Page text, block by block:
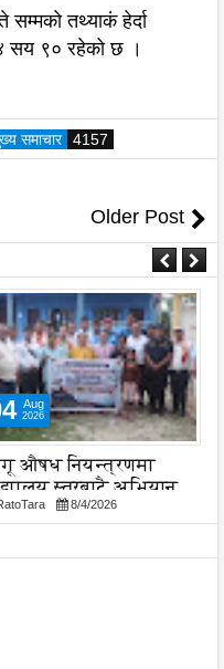
तथ्याकं हेर्दा
सय ९० रहेको छ ।
समाचार 4157
Older Post
Aug
2026
औषध नियन्त्रणमा
स्तरबाटै अभियान
8/4/2026